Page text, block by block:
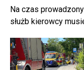
Na czas
służb kierowcy